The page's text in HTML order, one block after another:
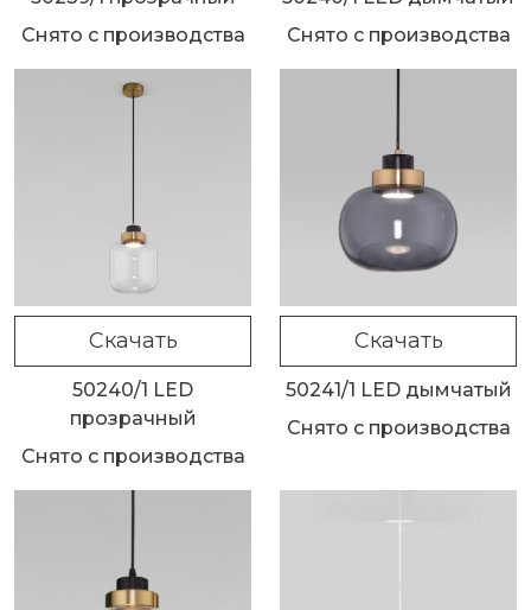
Снято с производства
Снято с производства
Скачать
50240/1 LED
прозрачный
Снято с производства
Скачать
50241/1 LED дымчатый
Снято с производства